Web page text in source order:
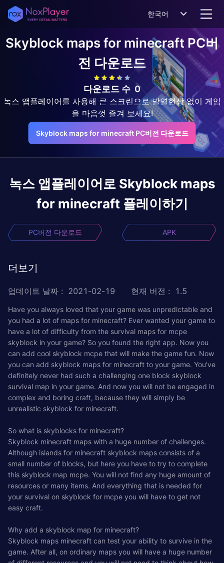
한국어
Skyblock maps for minecraft PC버
전 다운로드
다운로드 수 0
녹스 앱플레이어를 사용해 큰 스크린으로 발열현상 없이 게임
을 마음껏 즐겨 보세요!
Skyblock maps for minecraft PC버전 다운로드
녹스 앱플레이어로 Skyblock maps
for minecraft 플레이하기
PC버전 다운로드 APK
더보기
업데이트 날짜 : 2021-02-19 현재 버전 : 1.5
Have you always loved that your game was unpredictable and
you had a lot of maps for minecraft? Ever wanted your game to
have a lot of difficulty from the survival maps for mcpe
skyblock in your game? So you found the right app. Now you
can add cool skyblock mcpe that will make the game fun. Now
you can add skyblock maps for minecraft to your game. You've
definitely never had such a challenging one block skyblock
survival map in your game. And now you will not be engaged in
complex and boring craft, because they will simply be
unrealistic skyblock for minecraft.
So what is skyblocks for minecraft?
Skyblock minecraft maps with a huge number of challenges.
Although islands for minecraft skyblock maps consists of a
small number of blocks, but here you have to try to complete
this skyblock map mcpe. You will not find any huge amount of
resources or many items. And everything that is needed for
your survival on skyblock for mcpe you will have to get not
easy craft.
Why add a skyblock map for minecraft?
Skyblock maps minecraft can test your ability to survive in the
game. After all, on ordinary maps you will have a huge number